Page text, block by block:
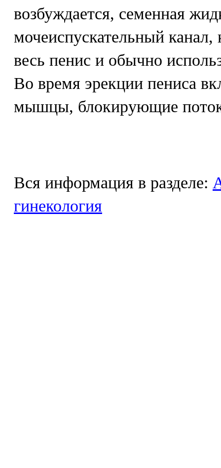
возбуждается, семенная
мочеиспускательный канал,
весь пенис и обычно
Во время эрекции пениса
мышцы, блокирующие
Вся информация в разделе:
гинекология